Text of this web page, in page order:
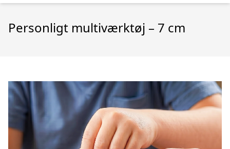
Personligt multiværktøj – 7 cm